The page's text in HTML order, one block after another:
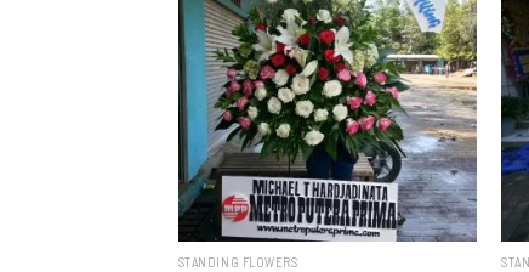
STANDING FLOWERS